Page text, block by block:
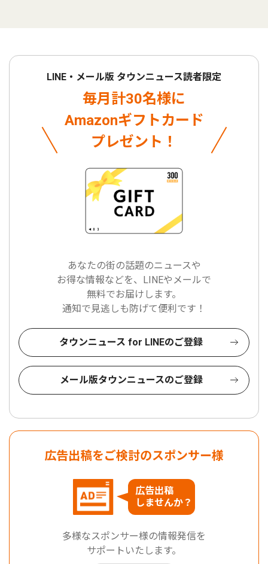
LINE・メール版 タウンニュース読者限定
毎月計30名様に
Amazonギフトカード
プレゼント！
あなたの街の話題のニュースや
お得な情報などを、LINEやメールで
無料でお届けします。
通知で見逃しも防げて便利です！
タウンニュース for LINEのご登録
メール版タウンニュースのご登録
広告出稿をご検討のスポンサー様
広告出稿
しませんか？
多様なスポンサー様の情報発信を
サポートいたします。